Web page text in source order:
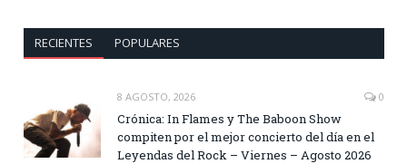
RECIENTES POPULARES
8 AGOSTO, 2026 0
Crónica: In Flames y The Baboon Show
compiten por el mejor concierto del día en el
Leyendas del Rock – Viernes – Agosto 2026